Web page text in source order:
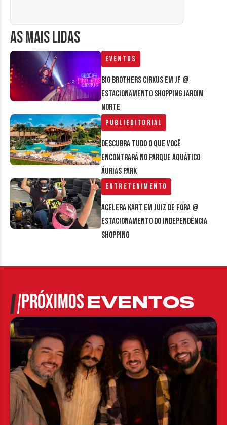
AS MAIS LIDAS
Eventos
Big Brothers Cirkus em JF @
estacionamento Shopping Jardim
Norte
Publieditorial
Descubra tudo o que você
encontrará no parque aquático
Áurias Park
Entretenimento
Acelera Kart em Juiz de Fora @
estacionamento do Independência
Shopping
PRÓXIMOSEVENTOS